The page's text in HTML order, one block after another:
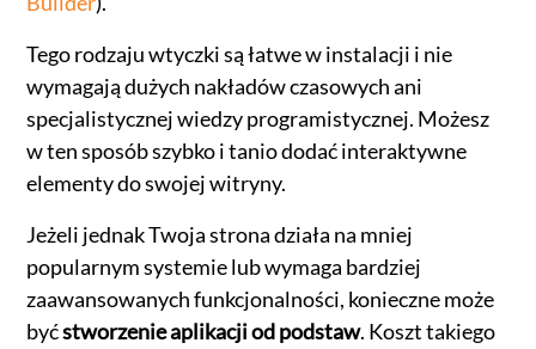
Tego rodzaju wtyczki są łatwe w instalacji i nie
wymagają dużych nakładów czasowych ani
specjalistycznej wiedzy programistycznej. Możesz
w ten sposób szybko i tanio dodać interaktywne
elementy do swojej witryny.
Jeżeli jednak Twoja strona działa na mniej
popularnym systemie lub wymaga bardziej
zaawansowanych funkcjonalności, konieczne może
byćstworzenie aplikacji od podstaw. Koszt takiego